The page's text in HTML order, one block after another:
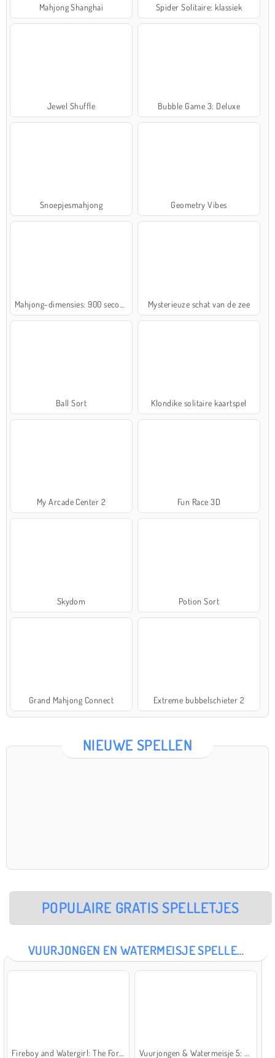
Mahjong Shanghai Spider Solitaire: klassiek
Jewel Shuffle Bubble Game 3: Deluxe
Snoepjesmahjong Geometry Vibes
Mysterieuze schat van de zee
Ball Sort Klondike solitaire kaartspel
My Arcade Center 2 Fun Race 3D
Skydom Potion Sort
Grand Mahjong Connect Extreme bubbelschieter 2
NIEUWE SPELLEN
POPULAIRE GRATIS SPELLETJES
VUURJONGEN EN WATERMEISJE SPELLETJES